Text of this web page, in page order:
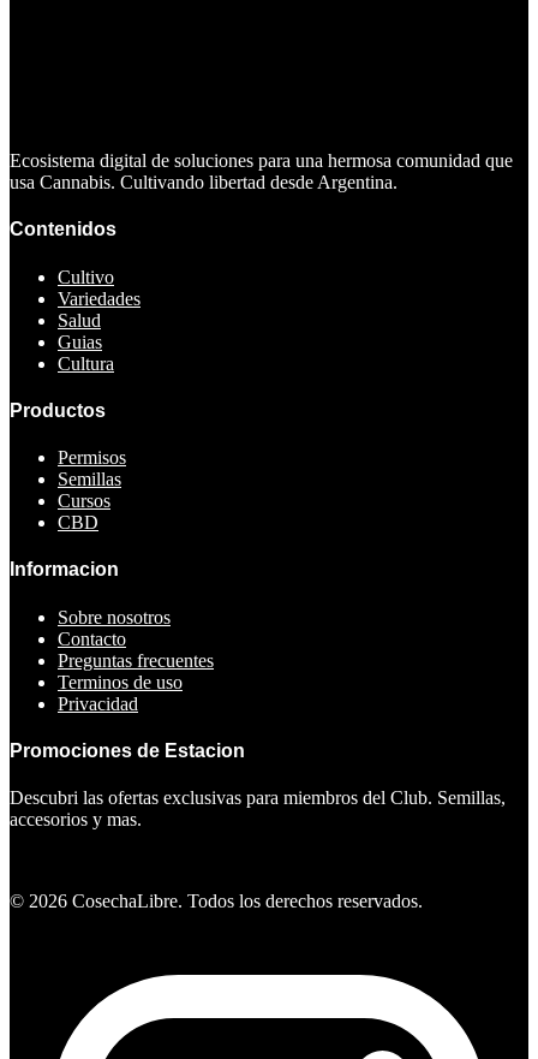
Ecosistema digital de soluciones para una hermosa comunidad que
usa Cannabis. Cultivando libertad desde Argentina.
Contenidos
Cultivo
Variedades
Salud
Guias
Cultura
Productos
Permisos
Semillas
Cursos
CBD
Informacion
Sobre nosotros
Contacto
Preguntas frecuentes
Terminos de uso
Privacidad
Promociones de Estacion
Descubri las ofertas exclusivas para miembros del Club. Semillas,
accesorios y mas.
© 2026 CosechaLibre. Todos los derechos reservados.